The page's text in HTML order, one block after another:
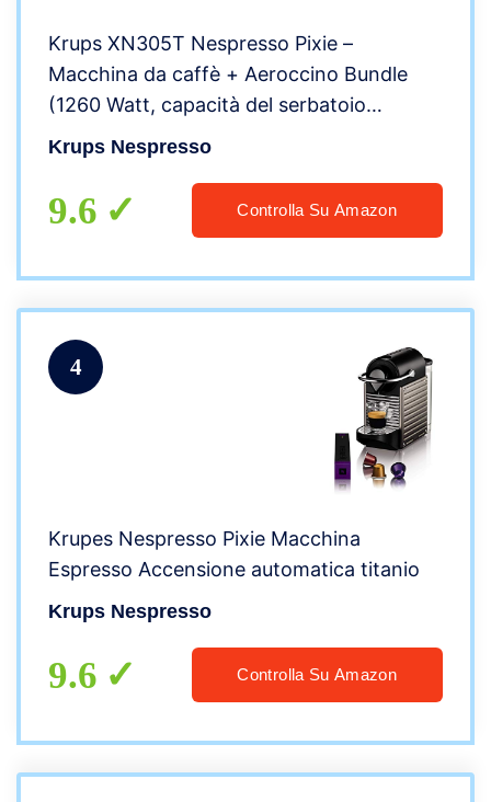
Krups XN305T Nespresso Pixie –
Macchina da caffè + Aeroccino Bundle
(1260 Watt, capacità del serbatoio
dell’acqua: 0,7 l, pressione pompa: 19 Bar)
titanio
Krups Nespresso
9.6 Controlla Su Amazon
4
Krupes Nespresso Pixie Macchina
Espresso Accensione automatica titanio
Krups Nespresso
9.6 Controlla Su Amazon